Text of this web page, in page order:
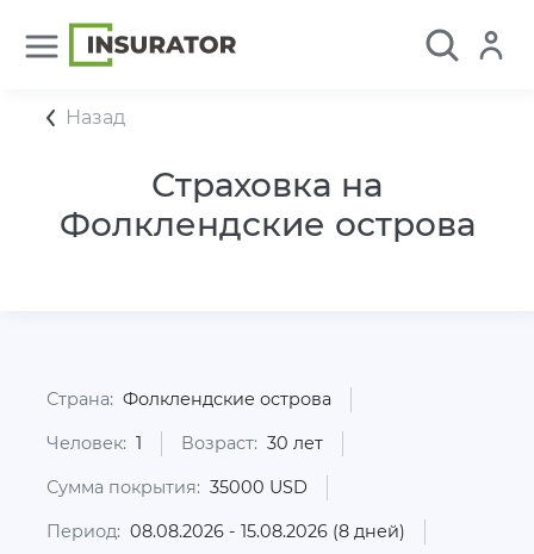
Назад
Страховка на
Фолклендские острова
Страна: Фолклендские острова
Человек: 1 Возраст: 30 лет
Сумма покрытия: 35000 USD
Период: 08.08.2026 - 15.08.2026 (8 дней)